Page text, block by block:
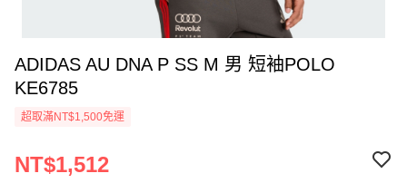
ADIDAS AU DNA P SS M 男 短袖POLO
KE6785
超取滿NT$1,500免運
NT$1,512